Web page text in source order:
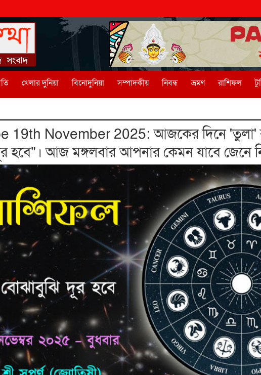
খেলার দুনিয়া বিনোদুনিয়া সম্পাদকীয় নিবন্ধ ভ্রমণ রাশিফল
19th November 2025: আজকের দিনে 'তুলা'
হবে"। আজ মঙ্গলবার আপনার কেমন যাবে জেনে